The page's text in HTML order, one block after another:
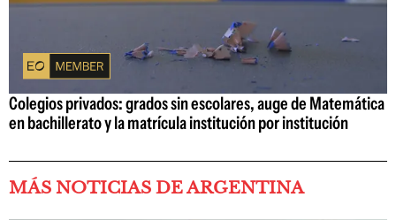
Colegios privados: grados sin escolares, auge de Matemática
en bachillerato y la matrícula institución por institución
MÁS NOTICIAS DE ARGENTINA